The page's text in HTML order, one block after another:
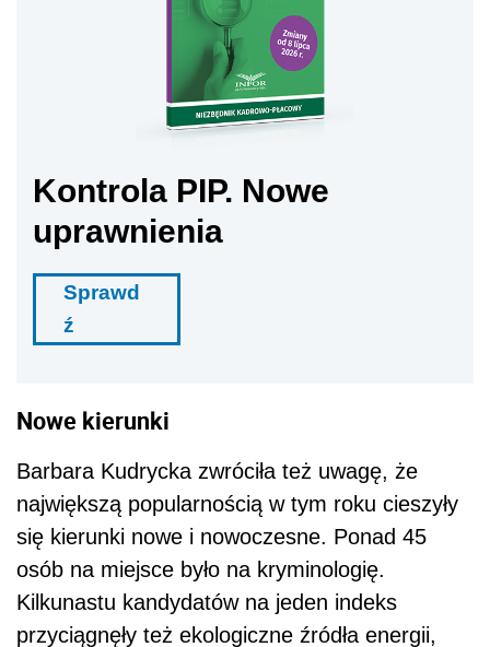
Kontrola PIP. Nowe
uprawnienia
Sprawd
ź
Nowe kierunki
Barbara Kudrycka zwróciła też uwagę, że
największą popularnością w tym roku cieszyły
się kierunki nowe i nowoczesne. Ponad 45
osób na miejsce było na kryminologię.
Kilkunastu kandydatów na jeden indeks
przyciągnęły też ekologiczne źródła energii,